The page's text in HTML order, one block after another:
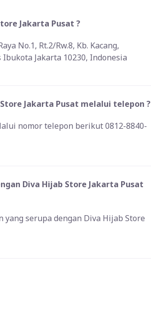
Jakarta Pusat ?
No.1, Rt.2/Rw.8, Kb. Kacang,
Jakarta 10230, Indonesia
Jakarta Pusat melalui telepon ?
nomor telepon berikut 0812-8840-
Diva Hijab Store Jakarta Pusat
yang serupa dengan Diva Hijab Store